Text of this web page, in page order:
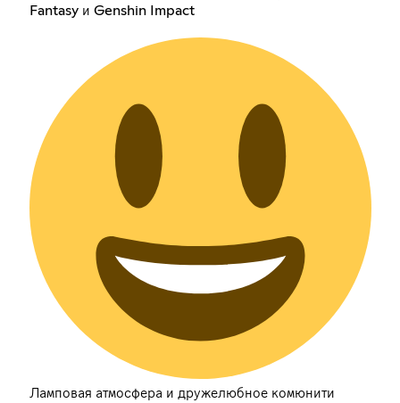
Fantasy и Genshin Impact
Ламповая атмосфера и дружелюбное комюнити